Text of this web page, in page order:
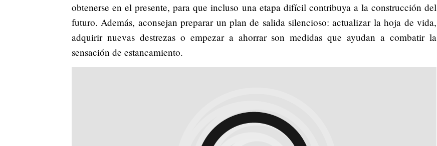
obtenerse en el presente, para que incluso una etapa difícil contribuya a la construcción del
futuro. Además, aconsejan preparar un plan de salida silencioso: actualizar la hoja de vida,
adquirir nuevas destrezas o empezar a ahorrar son medidas que ayudan a combatir la
sensación de estancamiento.